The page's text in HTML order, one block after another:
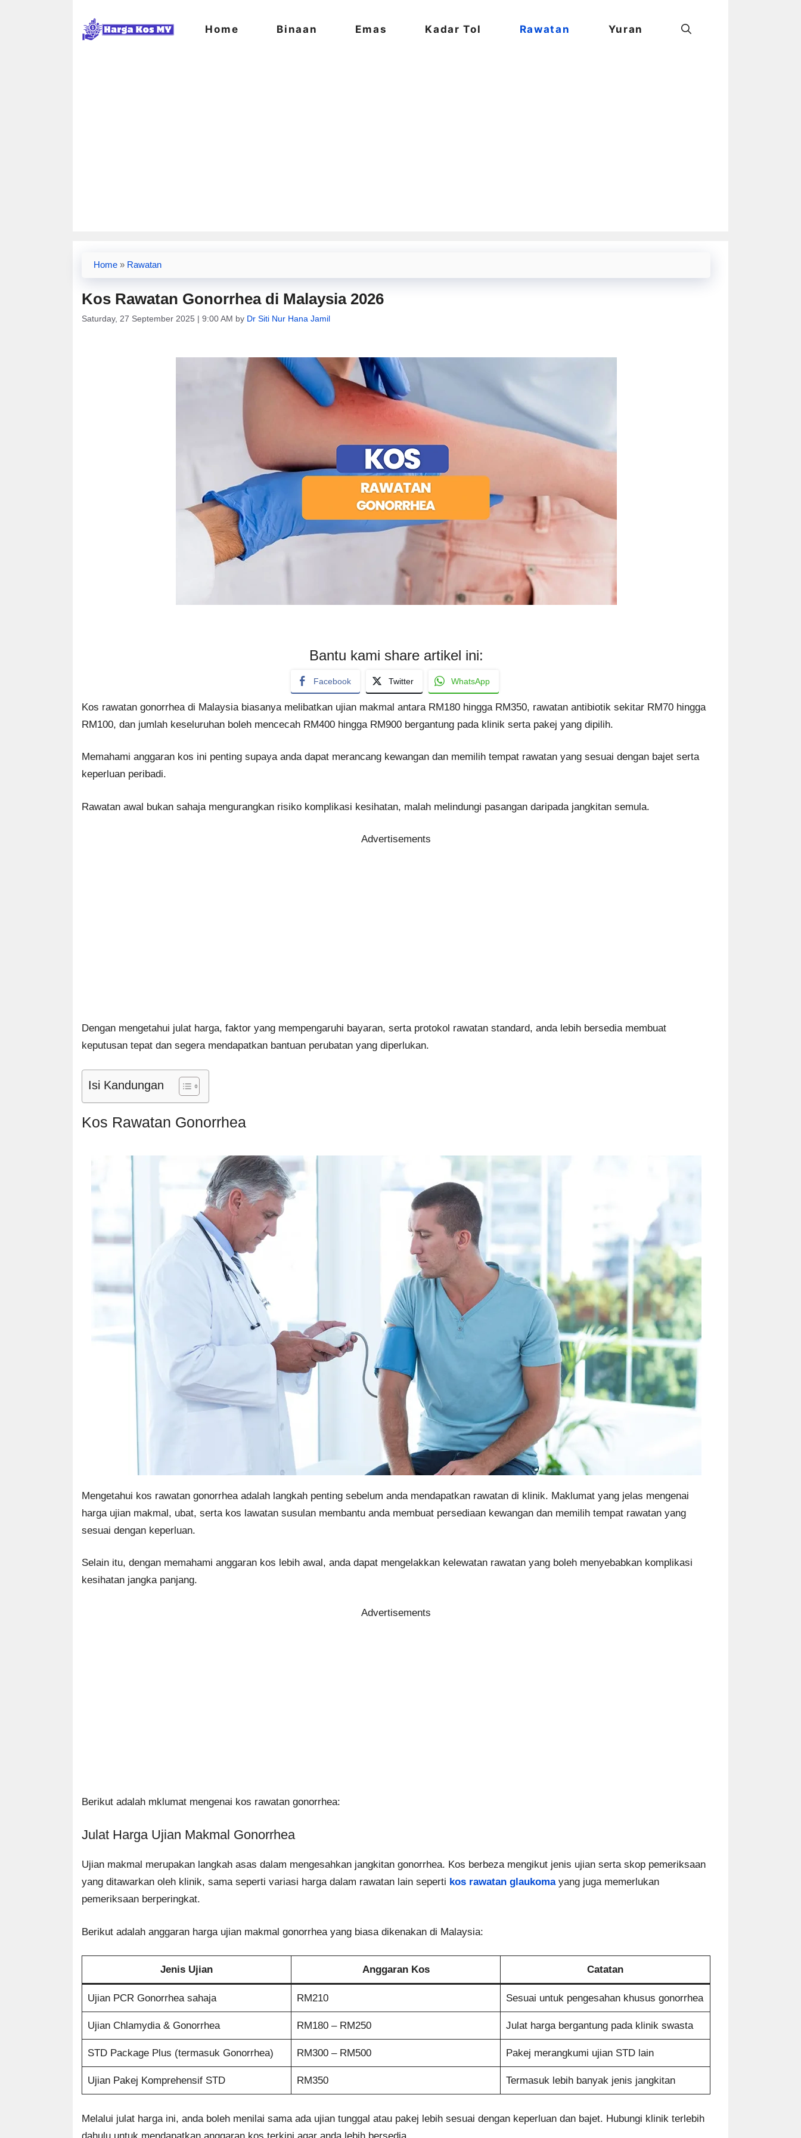
Home Binaan Emas Kadar Tol Rawatan Yuran
Home » Rawatan
Kos Rawatan Gonorrhea di Malaysia 2026
Saturday, 27 September 2025 | 9:00 AM by Dr Siti Nur Hana Jamil
Bantu kami share artikel ini:
Facebook Twitter WhatsApp
Kos rawatan gonorrhea di Malaysia biasanya melibatkan ujian makmal antara RM180 hingga RM350, rawatan antibiotik sekitar RM70 hingga
RM100, dan jumlah keseluruhan boleh mencecah RM400 hingga RM900 bergantung pada klinik serta pakej yang dipilih.
Memahami anggaran kos ini penting supaya anda dapat merancang kewangan dan memilih tempat rawatan yang sesuai dengan bajet serta
keperluan peribadi.
Rawatan awal bukan sahaja mengurangkan risiko komplikasi kesihatan, malah melindungi pasangan daripada jangkitan semula.
Advertisements
Dengan mengetahui julat harga, faktor yang mempengaruhi bayaran, serta protokol rawatan standard, anda lebih bersedia membuat
keputusan tepat dan segera mendapatkan bantuan perubatan yang diperlukan.
Isi Kandungan
Kos Rawatan Gonorrhea
Mengetahui kos rawatan gonorrhea adalah langkah penting sebelum anda mendapatkan rawatan di klinik. Maklumat yang jelas mengenai
harga ujian makmal, ubat, serta kos lawatan susulan membantu anda membuat persediaan kewangan dan memilih tempat rawatan yang
sesuai dengan keperluan.
Selain itu, dengan memahami anggaran kos lebih awal, anda dapat mengelakkan kelewatan rawatan yang boleh menyebabkan komplikasi
kesihatan jangka panjang.
Advertisements
Berikut adalah mklumat mengenai kos rawatan gonorrhea:
Julat Harga Ujian Makmal Gonorrhea
Ujian makmal merupakan langkah asas dalam mengesahkan jangkitan gonorrhea. Kos berbeza mengikut jenis ujian serta skop pemeriksaan
yang ditawarkan oleh klinik, sama seperti variasi harga dalam rawatan lain seperti kos rawatan glaukomayang juga memerlukan
pemeriksaan berperingkat.
Berikut adalah anggaran harga ujian makmal gonorrhea yang biasa dikenakan di Malaysia:
Jenis Ujian Anggaran Kos Catatan
Ujian PCR Gonorrhea sahaja RM210 Sesuai untuk pengesahan khusus gonorrhea
Ujian Chlamydia & Gonorrhea RM180 – RM250 Julat harga bergantung pada klinik swasta
STD Package Plus (termasuk Gonorrhea) RM300 – RM500 Pakej merangkumi ujian STD lain
Ujian Pakej Komprehensif STD RM350 Termasuk lebih banyak jenis jangkitan
Melalui julat harga ini, anda boleh menilai sama ada ujian tunggal atau pakej lebih sesuai dengan keperluan dan bajet. Hubungi klinik terlebih
dahulu untuk mendapatkan anggaran kos terkini agar anda lebih bersedia.